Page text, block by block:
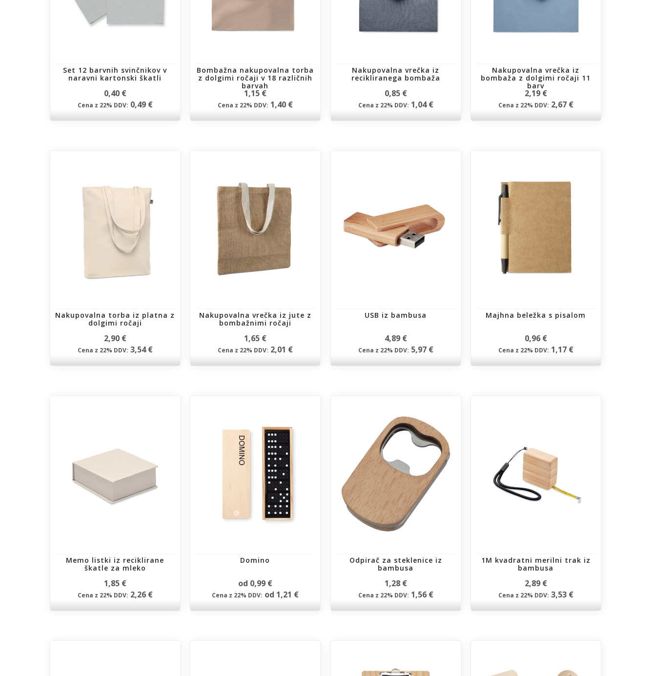
Set 12 barvnih svinčnikov v
naravni kartonski škatli
0,40 €
Cena z 22% DDV: 0,49 €
Bombažna nakupovalna torba
z dolgimi ročaji v 18 različnih
barvah
1,15 €
Cena z 22% DDV: 1,40 €
Nakupovalna vrečka iz
recikliranega bombaža
0,85 €
Cena z 22% DDV: 1,04 €
Nakupovalna vrečka iz
bombaža z dolgimi ročaji 11
barv
2,19 €
Cena z 22% DDV: 2,67 €
Nakupovalna torba iz platna z
dolgimi ročaji
2,90 €
Cena z 22% DDV: 3,54 €
Nakupovalna vrečka iz jute z
bombažnimi ročaji
1,65 €
Cena z 22% DDV: 2,01 €
USB iz bambusa
4,89 €
Cena z 22% DDV: 5,97 €
Majhna beležka s pisalom
0,96 €
Cena z 22% DDV: 1,17 €
Memo listki iz reciklirane
škatle za mleko
1,85 €
Cena z 22% DDV: 2,26 €
Domino
od 0,99 €
Cena z 22% DDV: od 1,21 €
Odpirač za steklenice iz
bambusa
1,28 €
Cena z 22% DDV: 1,56 €
1M kvadratni merilni trak iz
bambusa
2,89 €
Cena z 22% DDV: 3,53 €